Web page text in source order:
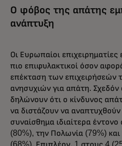
Ο φόβος της απάτης
ανάπτυξη
Οι Ευρωπαίοι επιχειρηματίες
πιο επιφυλακτικοί όσον
επέκταση των επιχειρήσεών
ανησυχιών για απάτη. Σχεδόν
δηλώνουν ότι ο κίνδυνος
να διστάζουν να αναπτυχθούν
συναίσθημα ιδιαίτερα έντονο
(80%), την Πολωνία (79%) και
(68%). Επιπλέον, 1 στους 4